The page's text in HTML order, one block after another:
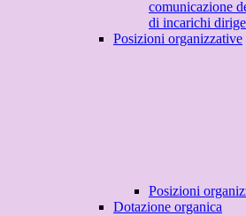
comunicazione
di incarichi
Posizioni organizzative
Posizioni
Dotazione organica